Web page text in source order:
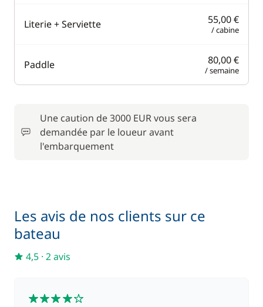
Literie + Serviette 55,00 €
/ cabine
Paddle 80,00 €
/ semaine
Une caution de 3000 EUR vous sera
demandée par le loueur avant
l'embarquement
Les avis de nos clients sur ce
bateau
4,5 · 2 avis